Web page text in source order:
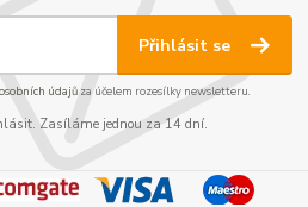
Přihlásit se
údajůza účelem rozesílky newsletteru.
Zasíláme jednou za 14 dní.